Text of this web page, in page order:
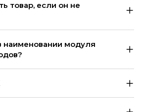
товар, если он не
наименовании модуля